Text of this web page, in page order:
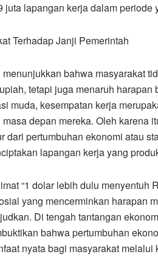
juta lapangan kerja dalam periode
Terhadap Janji Pemerintah
bahwa masyarakat
tetapi juga menaruh
muda, kesempatan kerja
depan mereka. Oleh karena
dari pertumbuhan ekonomi atau
lapangan kerja yang
“1 dolar lebih dulu menyentuh
yang mencerminkan harapan
Di tengah tantangan
bahwa pertumbuhan
nyata bagi masyarakat